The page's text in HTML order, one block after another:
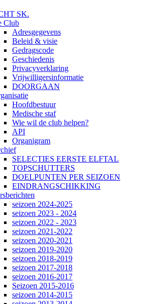
SK.
Club
Adresgegevens
Beleid & visie
Gedragscode
Geschiedenis
Privacyverklaring
Vrijwilligersinformatie
DOORGAAN
Hoofdbestuur
Medische staf
Wie wil de club helpen?
API
Organigram
SELECTIES EERSTE ELFTAL
TOPSCHUTTERS
DOELPUNTEN PER SEIZOEN
EINDRANGSCHIKKING
seizoen 2024-2025
seizoen 2023 - 2024
seizoen 2022 - 2023
seizoen 2021-2022
seizoen 2020-2021
seizoen 2019-2020
seizoen 2018-2019
seizoen 2017-2018
seizoen 2016-2017
Seizoen 2015-2016
seizoen 2014-2015